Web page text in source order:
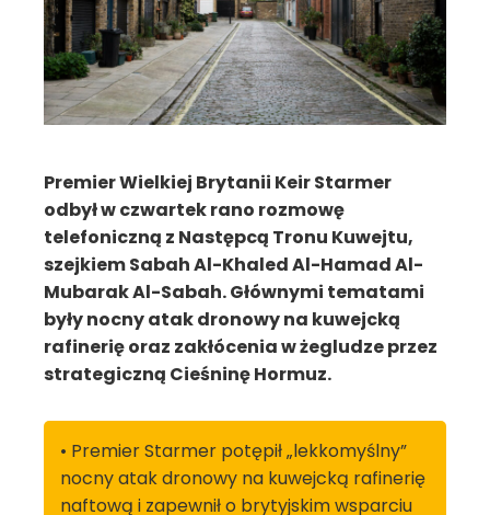
Premier Wielkiej Brytanii Keir Starmer
odbył w czwartek rano rozmowę
telefoniczną z Następcą Tronu Kuwejtu,
szejkiem Sabah Al-Khaled Al-Hamad Al-
Mubarak Al-Sabah. Głównymi tematami
były nocny atak dronowy na kuwejcką
rafinerię oraz zakłócenia w żegludze przez
strategiczną Cieśninę Hormuz.
• Premier Starmer potępił „lekkomyślny”
nocny atak dronowy na kuwejcką rafinerię
naftową i zapewnił o brytyjskim wsparciu